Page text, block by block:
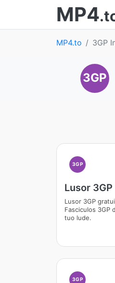
MP4
MP4.to 3GP
3GP
3GP
Lusor 3GP
Lusor 3GP
Fasciculos 3GP
tuo lude.
3GP